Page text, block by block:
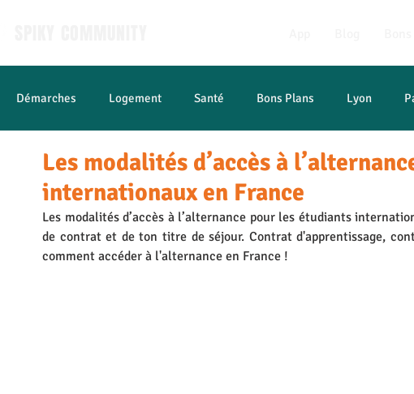
Démarches Logement Santé Bons Plans Lyon
Apprendre le Français Jobs et études
Les modalités d’accès à
internationaux en France
Les modalités d’accès à l’alternance pour les étudiants
de contrat et de ton titre de séjour. Contrat d'apprentissage,
comment accéder à l'alternance en France !